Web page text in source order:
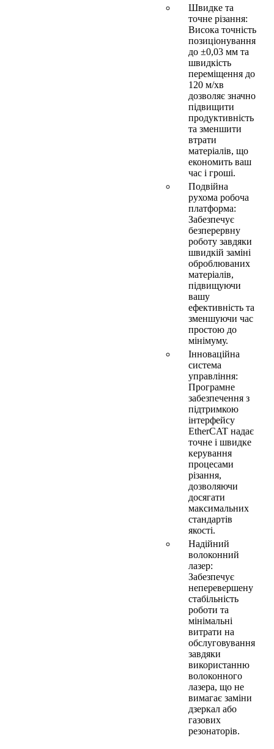
Швидке та
точне різання:
Висока точність
позиціонування
до ±0,03 мм та
швидкість
переміщення до
120 м/хв
дозволяє значно
підвищити
продуктивність
та зменшити
втрати
матеріалів, що
економить ваш
час і гроші.
Подвійна
рухома робоча
платформа:
Забезпечує
безперервну
роботу завдяки
швидкій заміні
оброблюваних
матеріалів,
підвищуючи
вашу
ефективність та
зменшуючи час
простою до
мінімуму.
Інноваційна
система
управління:
Програмне
забезпечення з
підтримкою
інтерфейсу
EtherCAT надає
точне і швидке
керування
процесами
різання,
дозволяючи
досягати
максимальних
стандартів
якості.
Надійний
волоконний
лазер:
Забезпечує
неперевершену
стабільність
роботи та
мінімальні
витрати на
обслуговування
завдяки
використанню
волоконного
лазера, що не
вимагає заміни
дзеркал або
газових
резонаторів.